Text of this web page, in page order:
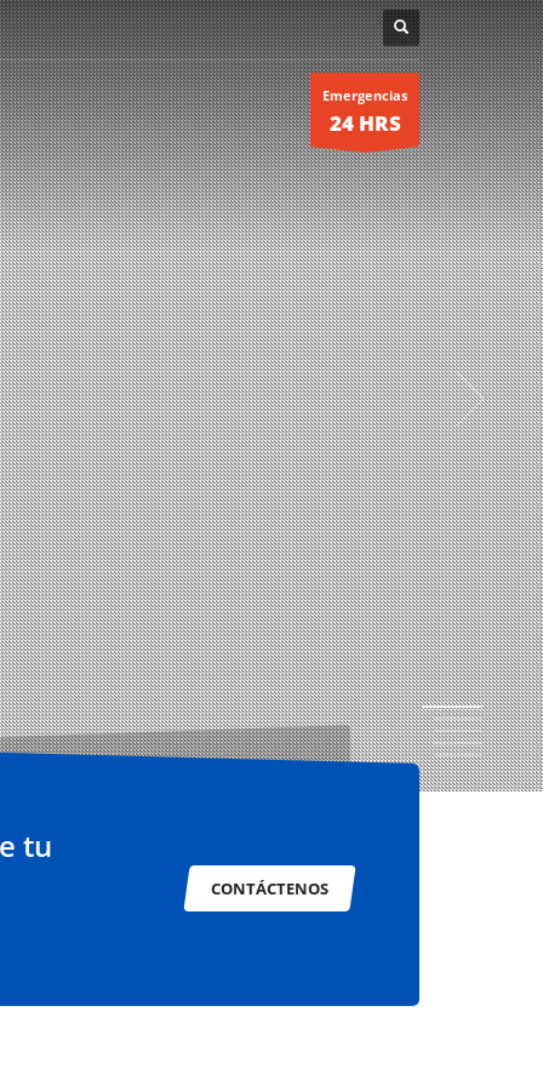
Emergencias
24 HRS
1
2
3
4
5
tu
CONTÁCTENOS